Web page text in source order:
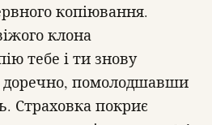
копіювання.
клона
тебе і ти знову
доречно, помолодшавши
Страховка покриє